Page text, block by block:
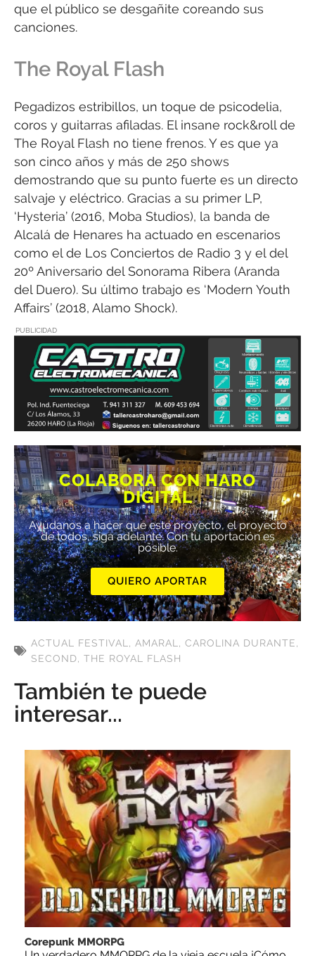
que el público se desgañite coreando sus
canciones.
The Royal Flash
Pegadizos estribillos, un toque de psicodelia,
coros y guitarras afiladas. El insane rock&roll de
The Royal Flash no tiene frenos. Y es que ya
son cinco años y más de 250 shows
demostrando que su punto fuerte es un directo
salvaje y eléctrico. Gracias a su primer LP,
‘Hysteria’ (2016, Moba Studios), la banda de
Alcalá de Henares ha actuado en escenarios
como el de Los Conciertos de Radio 3 y el del
20º Aniversario del Sonorama Ribera (Aranda
del Duero). Su último trabajo es ‘Modern Youth
Affairs’ (2018, Alamo Shock).
PUBLICIDAD
COLABORA CON HARO
DIGITAL
Ayúdanos a hacer que este proyecto, el proyecto
de todos, siga adelante. Con tu aportación es
posible.
QUIERO APORTAR
ACTUAL FESTIVAL, AMARAL, CAROLINA DURANTE,
SECOND, THE ROYAL FLASH
También te puede
interesar...
Corepunk MMORPG